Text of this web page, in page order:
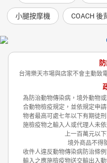
小腿按摩機 COACH 後
台灣樂天市場與店家不會主動致
為防治動物傳染病，境外動物
合動物檢疫規定，並依規定申
物者最高可處七年以下有期徒
施檢疫物之輸入人或代理人未
上一百萬元以
境外商品不得
收件人違反動物傳染病防治條
輸入之應施檢疫物送交輸出入